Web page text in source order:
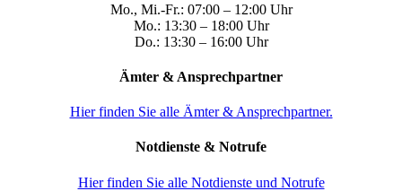
Mo., Mi.-Fr.: 07:00 – 12:00 Uhr
Mo.: 13:30 – 18:00 Uhr
Do.: 13:30 – 16:00 Uhr
Ämter & Ansprechpartner
Hier finden Sie alle Ämter & Ansprechpartner.
Notdienste & Notrufe
Hier finden Sie alle Notdienste und Notrufe